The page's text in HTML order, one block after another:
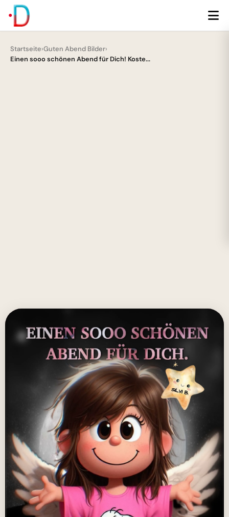
Startseite›Guten Abend Bilder›
Einen sooo schönen Abend für Dich! Koste...